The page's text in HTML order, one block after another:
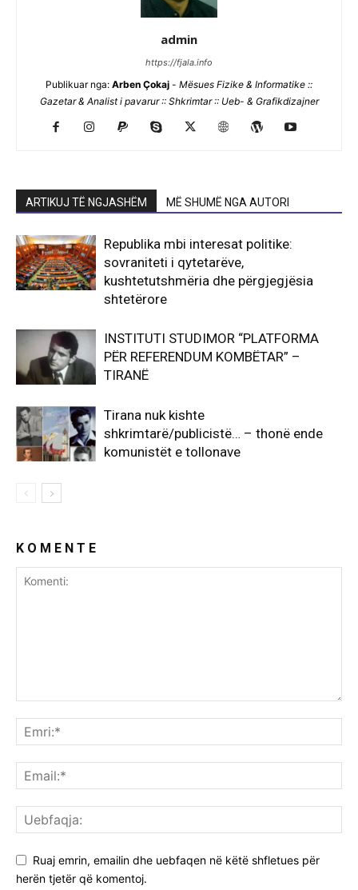
admin
https://fjala.info
Publikuar nga: Arben Çokaj - Mësues Fizike & Informatike ::
Gazetar & Analist i pavarur :: Shkrimtar :: Ueb- & Grafikdizajner
ARTIKUJ TË NGJASHËM MË SHUMË NGA AUTORI
Republika mbi interesat politike:
sovraniteti i qytetarëve,
kushtetutshmëria dhe përgjegjësia
shtetërore
INSTITUTI STUDIMOR “PLATFORMA
PËR REFERENDUM KOMBËTAR” –
TIRANË
Tirana nuk kishte
shkrimtarë/publicistë… – thonë ende
komunistët e tollonave
K O M E N T E
Ruaj emrin, emailin dhe uebfaqen në këtë shfletues për
herën tjetër që komentoj.